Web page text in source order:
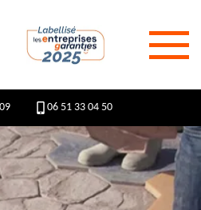
06 51 33 04 50